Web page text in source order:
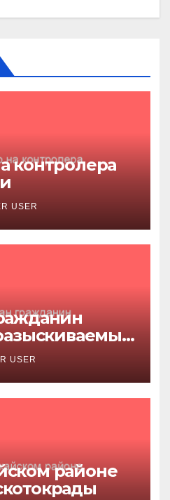
контролера
USER
USER
районе